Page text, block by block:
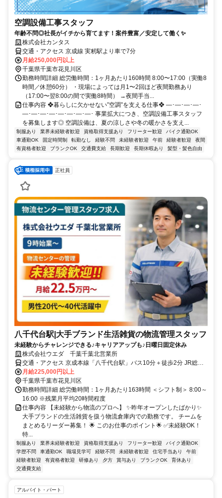
空調設備工事スタッフ
年齢不問◎社長がイチから育てます！案件豊富／安定して働く✨
株式会社カンタス
交通・アクセス 京成線 実籾駅より車で7分
月給250,000円以上
千葉県千葉市花見川区
勤務時間詳細 総労働時間：1ヶ月あたり160時間 8:00〜17:00（実働8
時間／休憩60分） ・現場によっては月1〜2回ほど夜間勤務あり
（17:00〜翌8:00の間で実働8時間） →夜間手当...
仕事内容 ❖暮らしに欠かせない”空調”を支える仕事❖ ―･―･―･―･
―･―･―･―･―･―･―･―･ 事業拡大につき、空調設備工事スタッフ
を募集します◎ 空調設備は、夏の涼しさや冬の暖かさを支え...
制服あり 業界未経験者歓迎 資格取得支援あり フリーター歓迎
バイク通勤OK
車通勤OK
固定時間制 転勤なし 経験不問 未経験者歓迎 午前 経験者歓迎
夜間
有資格者歓迎
ブランクOK 交通費支給 長期歓迎 長期休暇あり 髪型・髪色自由
正社員
八千代台駅|大手ブランド生活雑貨の物流管理スタッフ
未経験からチャレンジできる♪キャリアアップも♪日曜日固定休み
株式会社ウエダ 千葉千葉北営業所
交通・アクセス 京成本線「八千代台駅」バス10分＋徒歩2分 JR総武
線「新検見川駅」バス15分＋徒歩2分
月給225,000円以上
千葉県千葉市花見川区
勤務時間詳細 総労働時間：1ヶ月あたり163時間 ＜シフト制＞ 8:00～
16:00 ※残業月平均20時間程度
仕事内容 【未経験から物流のプロへ】 ✨昨年オープンしたばかり✨
大手ブランドの生活雑貨を扱う物流倉庫内での勤務です。 チームを
まとめるリーダー募集！ 🌟 このお仕事のポイント🌟 ✅未経験OK！
特...
制服あり 業界未経験者歓迎 資格取得支援あり フリーター歓迎
バイク通勤OK
学歴不問
車通勤OK 職場見学可 経験不問 未経験者歓迎 住宅手当あり
午前
経験者歓迎
有資格者歓迎 研修あり 夕方 賞与あり ブランクOK
育休あり
交通費支給
アルバイト・パート